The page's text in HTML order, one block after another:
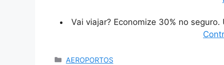
Vai viajar? Economize 30% no seguro.
Categorias
AEROPORTOS